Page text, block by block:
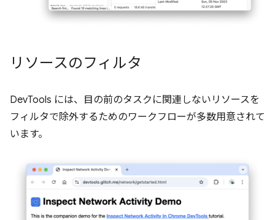
リソースのフィルタ
DevTools には、目の前のタスクに関連しないリソースを
フィルタで除外するためのワークフローが多数用意されて
います。